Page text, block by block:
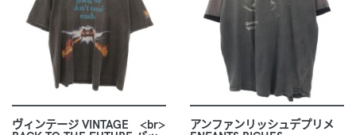
ヴィンテージ VINTAGE <br>
アンファンリッシュデプリメ